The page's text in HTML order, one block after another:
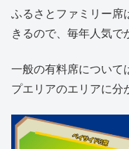
ふるさとファミリー席
きるので、毎年人気で
一般の有料席について
プエリアのエリアに分